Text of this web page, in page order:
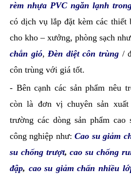
rèm nhựa PVC ngăn lạnh
có dịch vụ lắp đặt kèm các thiết
cho kho – xưởng, phòng sạch
chắn gió,Đèn diệt côn trùng /
côn trùng với giá tốt.
- Bên cạnh các sản phẩm nêu
còn là đơn vị chuyên sản
trường các dòng sản phẩm cao
công nghiệp như:Cao su giảm
su chống trượt,cao su chống
đập, cao su giảm chấn nhiều